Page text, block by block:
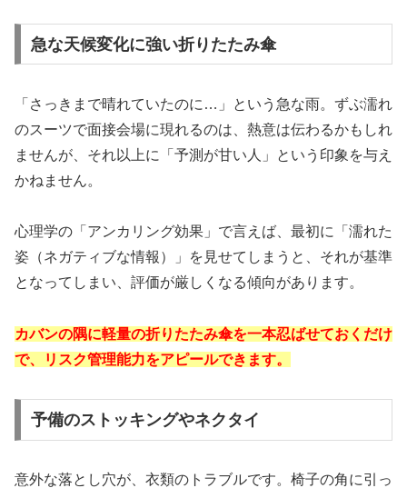
急な天候変化に強い折りたたみ傘
「さっきまで晴れていたのに…」という急な雨。ずぶ濡れ
のスーツで面接会場に現れるのは、熱意は伝わるかもしれ
ませんが、それ以上に「予測が甘い人」という印象を与え
かねません。
心理学の「アンカリング効果」で言えば、最初に「濡れた
姿（ネガティブな情報）」を見せてしまうと、それが基準
となってしまい、評価が厳しくなる傾向があります。
カバンの隅に軽量の折りたたみ傘を一本忍ばせておくだけ
で、リスク管理能力をアピールできます。
予備のストッキングやネクタイ
意外な落とし穴が、衣類のトラブルです。椅子の角に引っ